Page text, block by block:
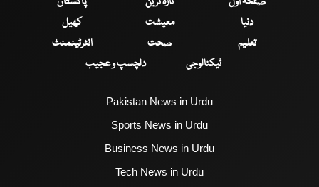
دنیا
معیشت
کھیل
تعلیم
صحت
انٹرٹینمنٹ
ٹیکنالوجی
دلچسپ و عجیب
Pakistan News in Urdu
Sports News in Urdu
Business News in Urdu
Tech News in Urdu